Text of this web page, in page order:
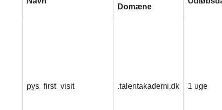
Domæne
pys_first_visit .talentakademi.dk 1 uge